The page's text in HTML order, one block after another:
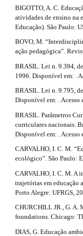
s
t
r
p
3
a
c
c
e
s
i
b
l
e
m
e
n
u
.
i
t
i
c
l
e
.
d
e
t
a
i
l
s
#
BIGOTTO, A. C.
atividades de ensino na
Educação). São Paulo:
BOVO, M.
ação pedagógica”.
BRASIL. Lei n. 9.394,
1996. Disponível em: .
BRASIL. Lei n. 9.795,
Disponível em: . Acesso
BRASIL. Parâmetros
curriculares nacionais.
Disponível em: . Acesso
CARVALHO, I. C. M.
ecológico”. São Paulo:
CARVALHO, I. C. M. A
trajetórias em educação
Porto Alegre: UFRGS,
CHURCHILL JR., G. A.
foundations. Chicago:
DIAS, G. Educação